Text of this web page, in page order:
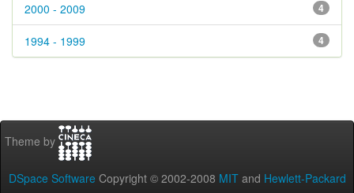
4
2000 - 2009
4
1994 - 1999
Theme by
DSpace Software Copyright © 2002-2008 MIT and Hewlett-Packard